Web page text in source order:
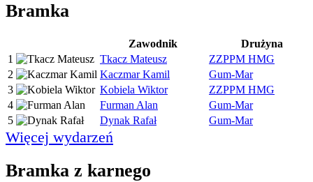
Bramka
Zawodnik
Drużyna
1
Tkacz Mateusz
ZZPPM HMG
2
Kaczmar Kamil
Gum-Mar
3
Kobiela Wiktor
ZZPPM HMG
4
Furman Alan
Gum-Mar
5
Dynak Rafał Gum-Mar
Więcej wydarzeń
Bramka z karnego